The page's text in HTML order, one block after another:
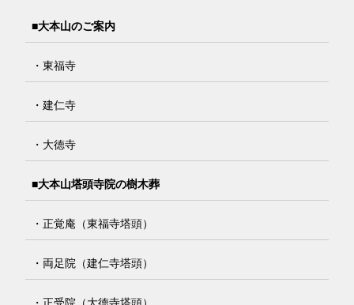
■大本山のご案内
・東福寺
・建仁寺
・大徳寺
■大本山塔頭寺院の樹木葬
・正覚庵（東福寺塔頭）
・両足院（建仁寺塔頭）